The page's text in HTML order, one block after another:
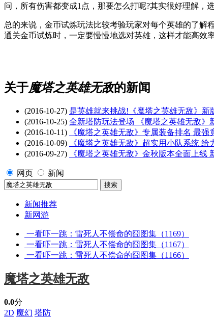
问，所有伤害都变成1点，那要怎么打呢?其实很好理解，
总的来说，金币试炼玩法比较考验玩家对每个英雄的了解
通关金币试炼时，一定要慢慢地选对英雄，这样才能高效
关于魔塔之英雄无敌的新闻
(2016-10-27) 是英雄就来挑战!《魔塔之英雄无敌》新
(2016-10-25) 全新塔防玩法登场 《魔塔之英雄无敌》
(2016-10-11)
《魔塔之英雄无敌》专属装备排名 最强
(2016-10-09)
《魔塔之英雄无敌》超实用小队系统 给
(2016-09-27)
《魔塔之英雄无敌》金秋版本全面上线
网页 新闻
新闻推荐
新网游
一看吓一跳：雷死人不偿命的囧图集（1169）
一看吓一跳：雷死人不偿命的囧图集（1167）
一看吓一跳：雷死人不偿命的囧图集（1166）
魔塔之英雄无敌
0.0分
2D 魔幻 塔防